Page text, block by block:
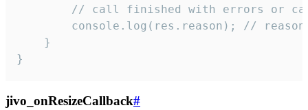
// call finished with errors or
console.log(res.reason); //
    }
}
jivo_onResizeCallback#